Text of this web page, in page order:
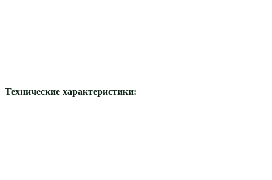
Технические характеристики: